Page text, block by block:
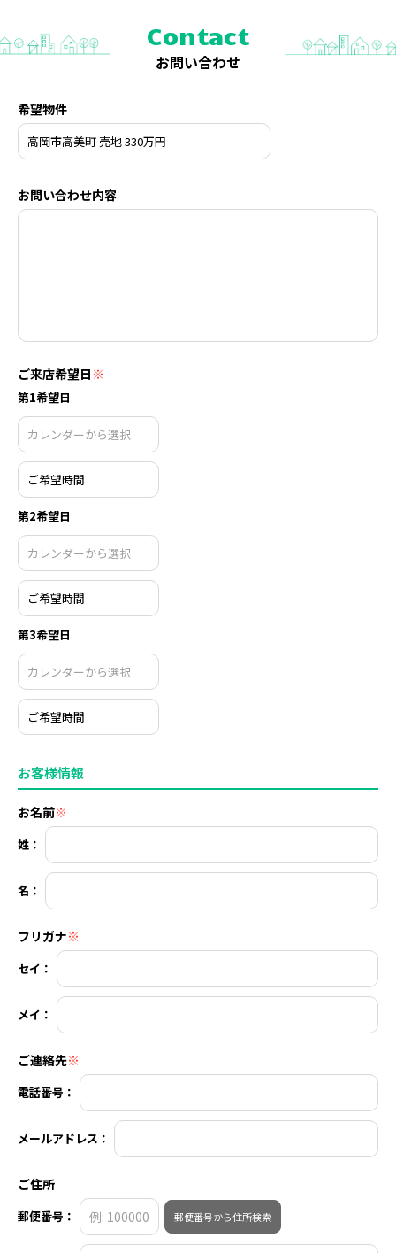
Contact
お問い合わせ
希望物件
お問い合わせ内容
ご来店希望日 ※
第1希望日
第2希望日
第3希望日
お客様情報
お名前※
姓：
名：
フリガナ※
セイ：
メイ：
ご連絡先※
電話番号：
メールアドレス：
ご住所
郵便番号： 郵便番号から住所検索